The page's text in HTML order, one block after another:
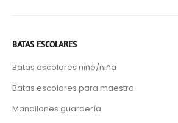
BATAS ESCOLARES
Batas escolares niño/niña
Batas escolares para maestra
Mandilones guardería